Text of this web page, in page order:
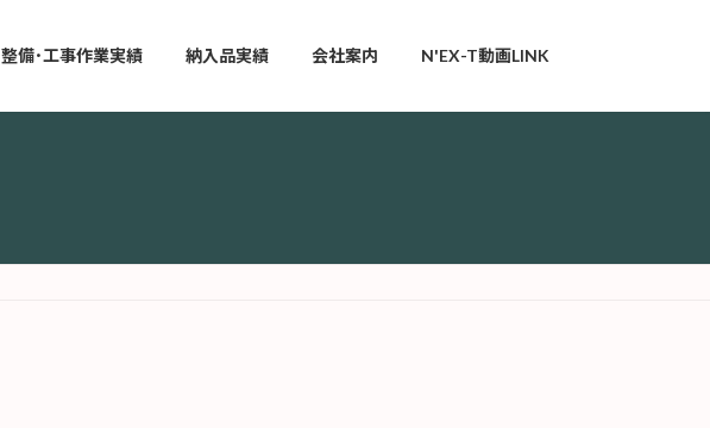
整備･工事作業実績 納入品実績 会社案内 N'EX-T動画LINK